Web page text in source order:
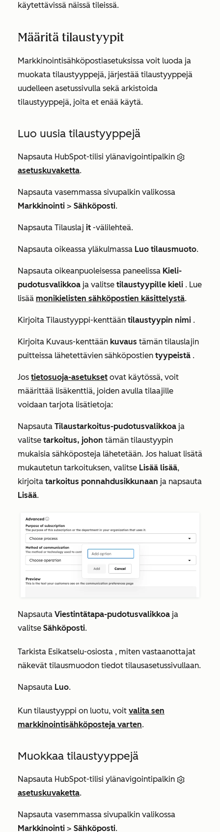
käytettävissä näissä tileissä.
Määritä tilaustyypit
Markkinointisähköpostiasetuksissa voit luoda ja
muokata tilaustyyppejä, järjestää tilaustyyppejä
uudelleen asetussivulla sekä arkistoida
tilaustyyppejä, joita et enää käytä.
Luo uusia tilaustyyppejä
Napsauta HubSpot-tilisi ylänavigointipalkin
asetuskuvaketta.
Napsauta vasemmassa sivupalkin valikossa
Markkinointi > Sähköposti.
Napsauta Tilauslaj it -välilehteä.
Napsauta oikeassa yläkulmassa Luo tilausmuoto.
Napsauta oikeanpuoleisessa paneelissa Kieli-
pudotusvalikkoa ja valitse tilaustyypille kieli . Lue
lisää monikielisten sähköpostien käsittelystä.
Kirjoita Tilaustyyppi-kenttään tilaustyypin nimi .
Kirjoita Kuvaus-kenttään kuvaus tämän tilauslajin
puitteissa lähetettävien sähköpostien tyypeistä .
Jos tietosuoja-asetukset ovat käytössä, voit
määrittää lisäkenttiä, joiden avulla tilaajille
voidaan tarjota lisätietoja:
Napsauta Tilaustarkoitus-pudotusvalikkoa ja
valitse tarkoitus, johon tämän tilaustyypin
mukaisia sähköposteja lähetetään. Jos haluat lisätä
mukautetun tarkoituksen, valitse Lisää lisää,
kirjoita tarkoitus ponnahdusikkunaan ja napsauta
Lisää.
Napsauta Viestintätapa-pudotusvalikkoa ja
valitse Sähköposti.
Tarkista Esikatselu-osiosta , miten vastaanottajat
näkevät tilausmuodon tiedot tilausasetussivullaan.
Napsauta Luo.
Kun tilaustyyppi on luotu, voit valita sen
markkinointisähköposteja varten.
Muokkaa tilaustyyppejä
Napsauta HubSpot-tilisi ylänavigointipalkin
asetuskuvaketta.
Napsauta vasemmassa sivupalkin valikossa
Markkinointi > Sähköposti.